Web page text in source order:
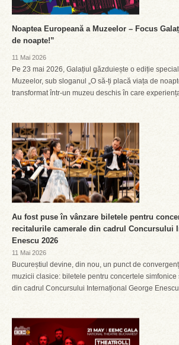
Noaptea Europeană a Muzeelor – Focus
de noapte!”
11 Mai 2026
Pe 23 mai 2026, Galațiul găzduiește o ediție
Muzeelor, sub sloganul „O să-ți placă viața de
transformat într-un muzeu deschis în care
Au fost puse în vânzare biletele pentru
recitalurile camerale din cadrul Concursului
Enescu 2026
11 Mai 2026
Bucureștiul devine, din nou, un punct de
muzicii clasice: biletele pentru concertele
din cadrul Concursului Internațional George